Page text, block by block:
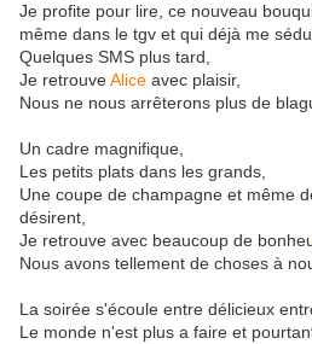
Je profite pour lire, ce nouveau
même dans le tgv et qui déjà me
Quelques SMS plus tard,
Je retrouveAlice avec plaisir,
Nous ne nous arrêterons plus de
Un cadre magnifique,
Les petits plats dans les grands,
Une coupe de champagne et même
désirent,
Je retrouve avec beaucoup de
Nous avons tellement de choses à
La soirée s'écoule entre délicieux
Le monde n'est plus a faire et